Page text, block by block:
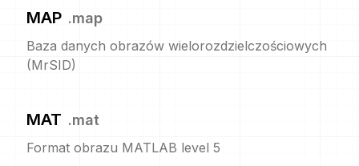
MAP .map
Baza danych obrazów wielorozdzielczościowych
(MrSID)
MAT .mat
Format obrazu MATLAB level 5